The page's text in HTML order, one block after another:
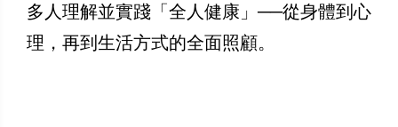
多人理解並實踐「全人健康」──從身體到心
理，再到生活方式的全面照顧。